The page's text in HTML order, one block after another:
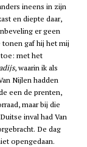
ineens in zijn
en diepte daar,
er geen
tonen gaf hij het mij
met het
, waarin ik als
Nijlen hadden
een de prenten,
maar bij die
inval had Van
De dag
opengedaan.